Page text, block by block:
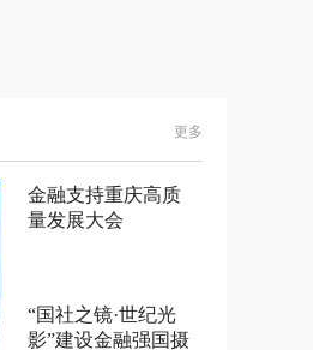
更多
金融支持重庆高质
量发展大会
“国社之镜·世纪光
影”建设金融强国摄